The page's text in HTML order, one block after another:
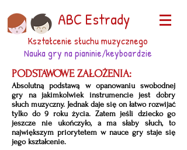
ABC Estrady
Kształcenie słuchu muzycznego
Nauka gry na pianinie/keyboardzie
PODSTAWOWE ZAŁOŻENIA:
Absolutną podstawą w opanowaniu swobodnej
gry na jakimkolwiek instrumencie jest dobry
słuch muzyczny. Jednak daje się on łatwo rozwijać
tylko do 9 roku życia. Zatem jeśli dziecko go
jeszcze nie ukończyło, a ma słaby słuch, to
największym priorytetem w nauce gry staje się
jego kształcenie.